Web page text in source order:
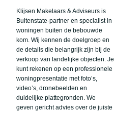
Klijsen Makelaars & Adviseurs is
Buitenstate-partner en specialist in
woningen buiten de bebouwde
kom. Wij kennen de doelgroep en
de details die belangrijk zijn bij de
verkoop van landelijke objecten. Je
kunt rekenen op een professionele
woningpresentatie met foto’s,
video’s, dronebeelden en
duidelijke plattegronden. We
geven gericht advies over de juiste